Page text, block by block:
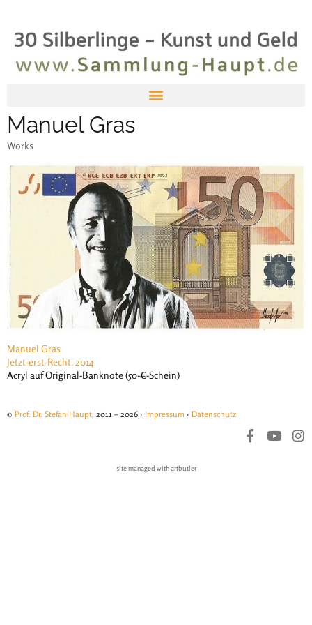
Manuel Gras
Works
Manuel Gras
Jetzt-erst-Recht, 2014
Acryl auf Original-Banknote (50-€-Schein)
© Prof. Dr. Stefan Haupt, 2011 – 2026 · Impressum · Datenschutz
site managed with artbutler